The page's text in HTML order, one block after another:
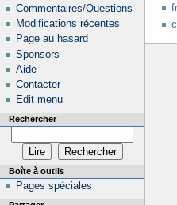
Commentaires/Questions
Modifications récentes
Page au hasard
Sponsors
Aide
Contacter
Edit menu
Rechercher
Boîte à outils
Pages spéciales